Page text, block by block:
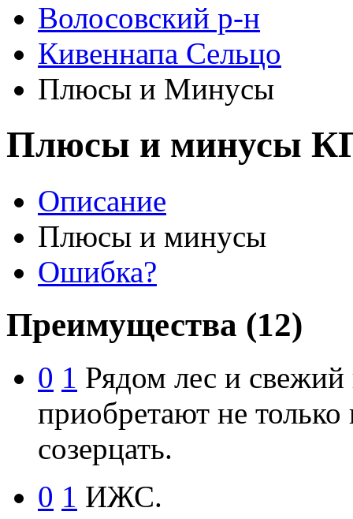
Волосовский р-н
Кивеннапа Сельцо
Плюсы и Минусы
Плюсы и минусы
Описание
Плюсы и минусы
Ошибка?
Преимущества (12)
0 1 Рядом лес и
приобретают не
созерцать.
0 1 ИЖС.